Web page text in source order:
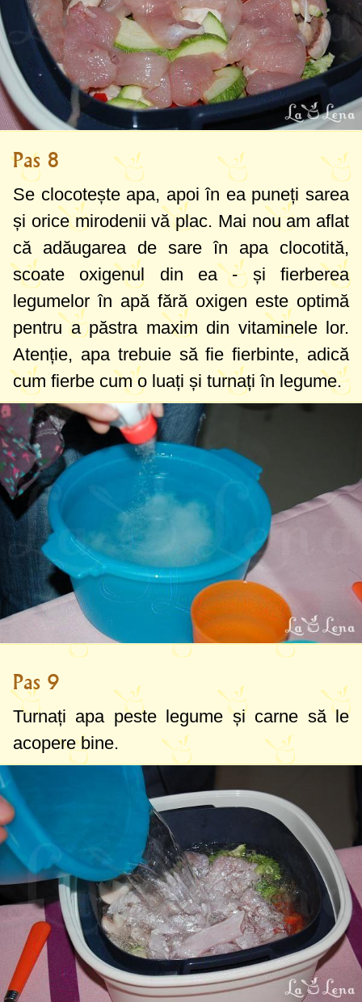
Pas 8
Se clocotește apa, apoi în ea puneți sarea
și orice mirodenii vă plac. Mai nou am aflat
că adăugarea de sare în apa clocotită,
scoate oxigenul din ea - și fierberea
legumelor în apă fără oxigen este optimă
pentru a păstra maxim din vitaminele lor.
Atenție, apa trebuie să fie fierbinte, adică
cum fierbe cum o luați și turnați în legume.
Pas 9
Turnați apa peste legume și carne să le
acopere bine.